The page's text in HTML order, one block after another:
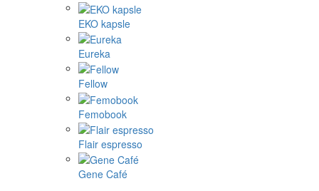
EKO kapsle
Eureka
Fellow
Femobook
Flair espresso
Gene Café